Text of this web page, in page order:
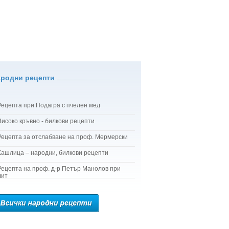
рецепти
при Подагра с пчелен мед
кръвно - билкови рецепти
за отслабване на проф. Мермерски
– народни, билкови рецепти
на проф. д-р Петър Манолов при